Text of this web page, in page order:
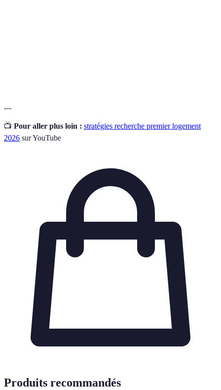
---
📺 Pour aller plus loin : stratégies recherche premier logement
2026 sur YouTube
Produits recommandés